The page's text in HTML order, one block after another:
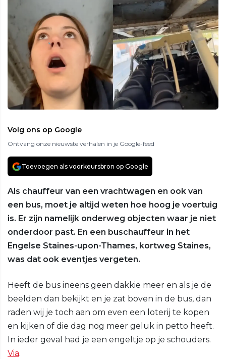
Volg ons op Google
Ontvang onze nieuwste verhalen in je Google-feed
Toevoegen als voorkeursbron op Google
Als chauffeur van een vrachtwagen en ook van
een bus, moet je altijd weten hoe hoog je voertuig
is. Er zijn namelijk onderweg objecten waar je niet
onderdoor past. En een buschauffeur in het
Engelse Staines-upon-Thames, kortweg Staines,
was dat ook eventjes vergeten.
Heeft de bus ineens geen dakkie meer en als je de
beelden dan bekijkt en je zat boven in de bus, dan
raden wij je toch aan om even een loterij te kopen
en kijken of die dag nog meer geluk in petto heeft.
In ieder geval had je een engeltje op je schouders.
Via.